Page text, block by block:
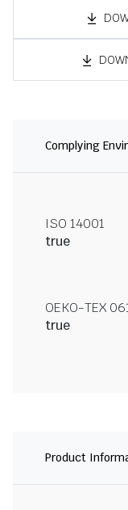
Complying
ISO 14001
true
OEKO-TEX
true
Product